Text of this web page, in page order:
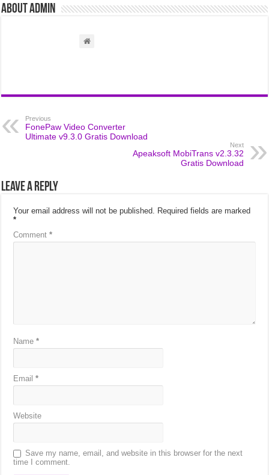
About admin
Previous
FonePaw Video Converter
Ultimate v9.3.0 Gratis Download
Next
Apeaksoft MobiTrans v2.3.32
Gratis Download
Leave a Reply
Your email address will not be published. Required fields are marked
*
Comment*
Name*
Email*
Website
Save my name, email, and website in this browser for the next
time I comment.